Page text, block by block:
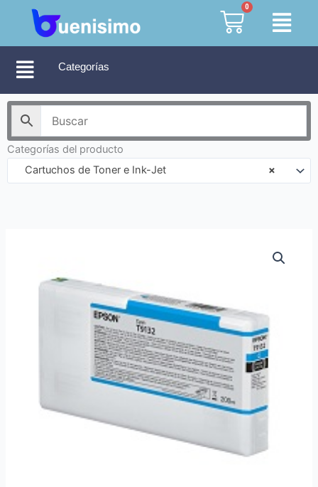
contenido
0
Cart
Categorías
Categorías del producto
×
Cartuchos de Toner e Ink-Jet